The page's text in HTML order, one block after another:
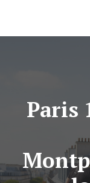
Paris